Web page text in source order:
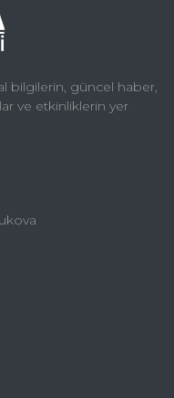
bilgilerin, güncel haber,
ve etkinliklerin yer